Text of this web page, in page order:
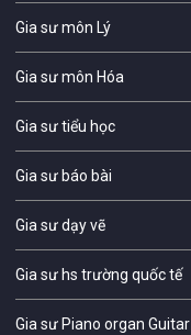
Gia sư môn Lý
Gia sư môn Hóa
Gia sư tiểu học
Gia sư báo bài
Gia sư dạy vẽ
Gia sư hs trường quốc tế
Gia sư Piano organ Guitar